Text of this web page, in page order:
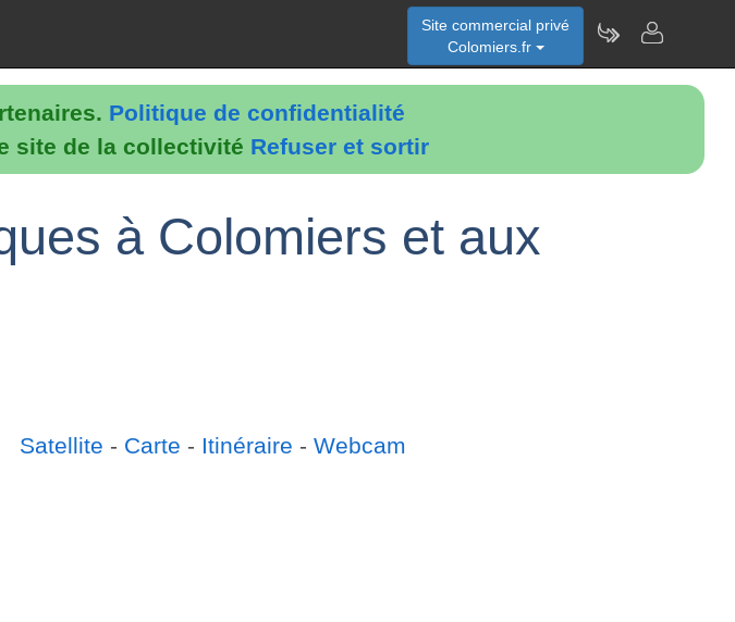
Politique de confidentialité
site de la collectivité Refuser et sortir
Site commercial privé
Colomiers.fr
à Colomiers et aux
Satellite - Carte - Itinéraire - Webcam